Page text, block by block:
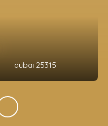
dubai 25315